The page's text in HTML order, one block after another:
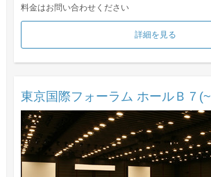
料金はお問い合わせください
詳細を見る
東京国際フォーラム ホールＢ７